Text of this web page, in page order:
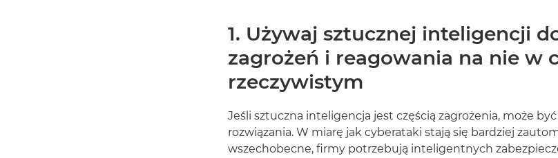
1. Używaj sztucznej inteligencji
zagrożeń i reagowania na nie w
rzeczywistym
Jeśli sztuczna inteligencja jest częścią zagrożenia, może
rozwiązania. W miarę jak cyberataki stają się bardziej
wszechobecne, firmy potrzebują inteligentnych